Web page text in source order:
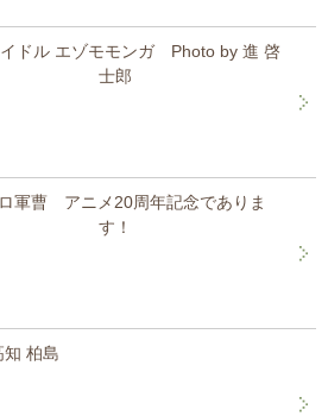
ドル エゾモモンガ Photo by 進 啓
士郎
軍曹 アニメ20周年記念でありま
す！
知 柏島